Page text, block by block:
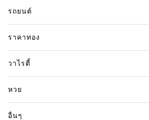
รถยนต์
ราคาทอง
วาไรตี้
หวย
อื่นๆ